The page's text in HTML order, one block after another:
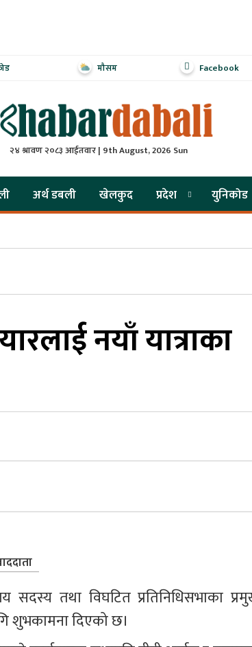
मौसम Facebook
२४ श्रावण २०८३ आईतवार | 9th August, 2026 Sun
अर्थ डबली खेलकुद प्रदेश युनिकोड
नयाँ यात्राका
सदस्य तथा विघटित प्रतिनिधिसभाका
शुभकामना दिएको छ।